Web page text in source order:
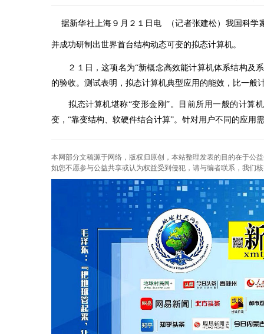
据新华社上海９月２１日电 （记者张建松）我国科学
并成功研制出世界首台结构动态可变的拟态计算机。
２１日，这项名为“新概念高效能计算机体系结构及系
的验收。测试表明，拟态计算机典型应用的能效，比一般
拟态计算机堪称“变形金刚”。目前所用一般的计算机
变，“靠变结构、软硬件结合计算”。针对用户不同的应用
本网部分文稿源于网络，版权归原创，本站整理发表的目的在于公
如您不愿参与公益共享或认为权益受到侵犯，请与编者联系，我们